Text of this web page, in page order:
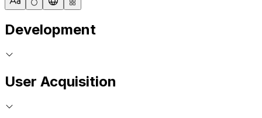
Development
User Acquisition